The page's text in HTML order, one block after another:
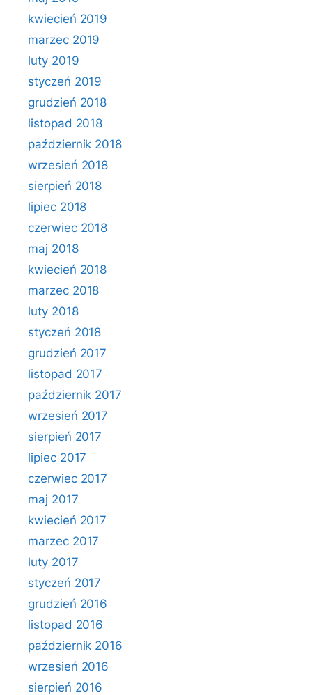
kwiecień 2019
marzec 2019
luty 2019
styczeń 2019
grudzień 2018
listopad 2018
październik 2018
wrzesień 2018
sierpień 2018
lipiec 2018
czerwiec 2018
maj 2018
kwiecień 2018
marzec 2018
luty 2018
styczeń 2018
grudzień 2017
listopad 2017
październik 2017
wrzesień 2017
sierpień 2017
lipiec 2017
czerwiec 2017
maj 2017
kwiecień 2017
marzec 2017
luty 2017
styczeń 2017
grudzień 2016
listopad 2016
październik 2016
wrzesień 2016
sierpień 2016